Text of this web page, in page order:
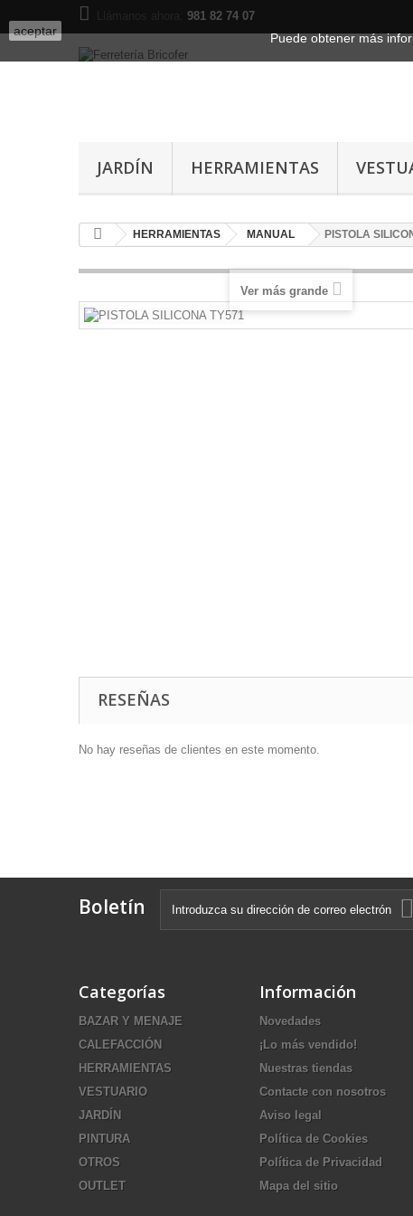
981 82 74 07
JARDÍN HERRAMIENTAS
HERRAMIENTAS MANUAL PISTOLA
Ver más grande
RESEÑAS
No hay reseñas de clientes en este momento.
Boletín
Categorías
BAZAR Y MENAJE
CALEFACCIÓN
HERRAMIENTAS
VESTUARIO
JARDÍN
PINTURA
OTROS
OUTLET
Información
Novedades
¡Lo más vendido!
Nuestras tiendas
Contacte con nosotros
Aviso legal
Política de Cookies
Política de Privacidad
Mapa del sitio
aceptar
Puede obtener más